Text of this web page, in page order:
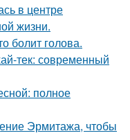
в центре
жизни.
болит голова.
тек: современный
полное
Эрмитажа, чтобы